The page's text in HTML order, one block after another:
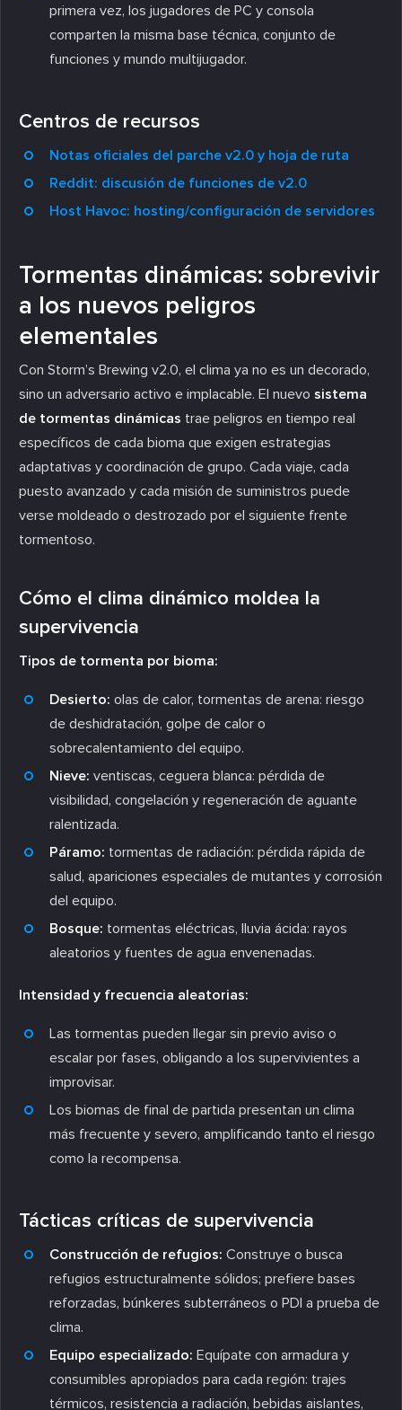
primera vez, los jugadores de PC y consola
comparten la misma base técnica, conjunto de
funciones y mundo multijugador.
Centros de recursos
Notas oficiales del parche v2.0 y hoja de ruta
Reddit: discusión de funciones de v2.0
Host Havoc: hosting/configuración de servidores
Tormentas dinámicas: sobrevivir
a los nuevos peligros
elementales
Con Storm’s Brewing v2.0, el clima ya no es un decorado,
sino un adversario activo e implacable. El nuevo sistema
de tormentas dinámicas trae peligros en tiempo real
específicos de cada bioma que exigen estrategias
adaptativas y coordinación de grupo. Cada viaje, cada
puesto avanzado y cada misión de suministros puede
verse moldeado o destrozado por el siguiente frente
tormentoso.
Cómo el clima dinámico moldea la
supervivencia
Tipos de tormenta por bioma:
Desierto: olas de calor, tormentas de arena: riesgo
de deshidratación, golpe de calor o
sobrecalentamiento del equipo.
Nieve: ventiscas, ceguera blanca: pérdida de
visibilidad, congelación y regeneración de aguante
ralentizada.
Páramo: tormentas de radiación: pérdida rápida de
salud, apariciones especiales de mutantes y corrosión
del equipo.
Bosque: tormentas eléctricas, lluvia ácida: rayos
aleatorios y fuentes de agua envenenadas.
Intensidad y frecuencia aleatorias:
Las tormentas pueden llegar sin previo aviso o
escalar por fases, obligando a los supervivientes a
improvisar.
Los biomas de final de partida presentan un clima
más frecuente y severo, amplificando tanto el riesgo
como la recompensa.
Tácticas críticas de supervivencia
Construcción de refugios: Construye o busca
refugios estructuralmente sólidos; prefiere bases
reforzadas, búnkeres subterráneos o PDI a prueba de
clima.
Equipo especializado: Equípate con armadura y
consumibles apropiados para cada región: trajes
térmicos, resistencia a radiación, bebidas aislantes,